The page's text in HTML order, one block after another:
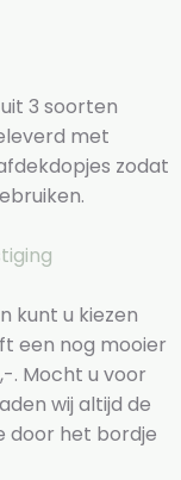
3 soorten
met
zodat
kunt u kiezen
een nog mooier
. Mocht u voor
wij altijd de
door het bordje